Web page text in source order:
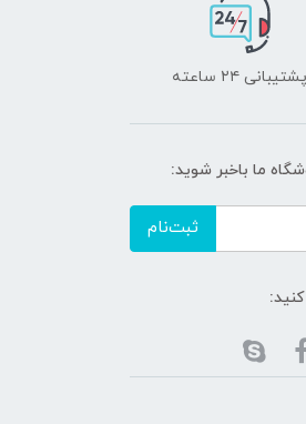
پشتیبانی ۲۴ ساعته
ما باخبر شوید:
ثبت‌نام